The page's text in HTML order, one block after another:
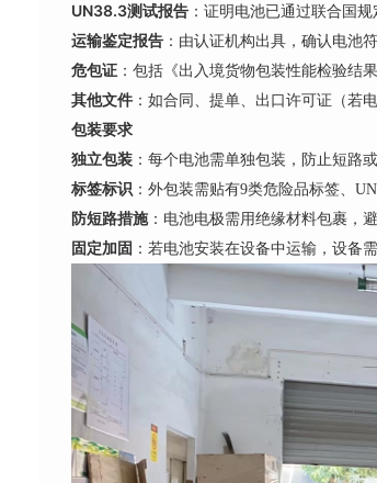
UN38.3测试报告 ：证明电池已通过联合国
运输鉴定报告 ：由认证机构出具，确认电池
危包证 ：包括《出入境货物包装性能检验结
其他文件 ：如合同、提单、出口许可证（若
包装要求
独立包装 ：每个电池需单独包装，防止短路
标签标识 ：外包装需贴有9类危险品标签、
防短路措施：电池电极需用绝缘材料包裹，
固定加固 ：若电池安装在设备中运输，设备